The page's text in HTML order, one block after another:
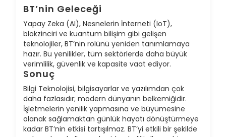
BT’nin Geleceği
Yapay Zeka (AI), Nesnelerin İnterneti (IoT),
blokzinciri ve kuantum bilişim gibi gelişen
teknolojiler, BT’nin rolünü yeniden tanımlamaya
hazır. Bu yenilikler, tüm sektörlerde daha büyük
verimlilik, güvenlik ve kapasite vaat ediyor.
Sonuç
Bilgi Teknolojisi, bilgisayarlar ve yazılımdan çok
daha fazlasıdır; modern dünyanın belkemiğidir.
İşletmelerin yenilik yapmasına ve büyümesine
olanak sağlamaktan günlük hayatı dönüştürmeye
kadar BT’nin etkisi tartışılmaz. BT’yi etkili bir şekilde